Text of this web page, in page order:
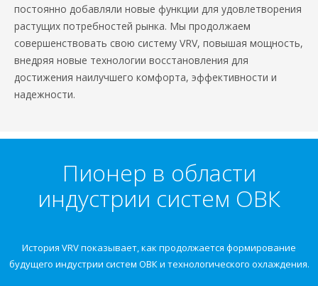
постоянно добавляли новые функции для удовлетворения
растущих потребностей рынка. Мы продолжаем
совершенствовать свою систему VRV, повышая мощность,
внедряя новые технологии восстановления для
достижения наилучшего комфорта, эффективности и
надежности.
Пионер в области
индустрии систем ОВК
История VRV показывает, как продолжается формирование
будущего индустрии систем ОВК и технологического охлаждения.